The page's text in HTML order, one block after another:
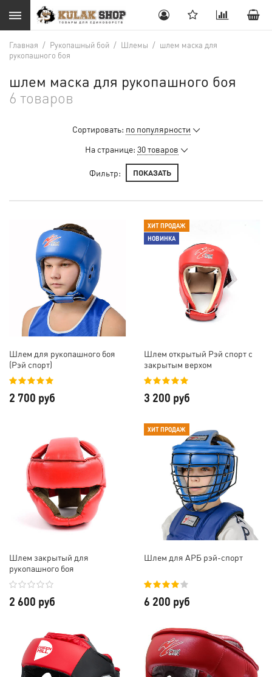
Главная / Рукопашный бой / Шлемы / шлем маска для
рукопашного боя
шлем маска для рукопашного боя
6 товаров
Сортировать: по популярности
На странице: 30 товаров
Фильтр: ПОКАЗАТЬ
Шлем для рукопашного боя
(Рэй спорт)
2 700 руб
ХИТ ПРОДАЖ
НОВИНКА
Шлем открытый Рэй спорт с
закрытым верхом
3 200 руб
Шлем закрытый для
рукопашного боя
2 600 руб
ХИТ ПРОДАЖ
Шлем для АРБ рэй-спорт
6 200 руб